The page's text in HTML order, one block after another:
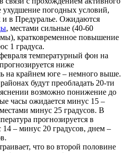
ухудшение погодных условий,
в Предуралье. Ожидаются
, местами сильные (40-60
кратковременное повышение
1 градуса.
температурный фон на
ниже
на крайнем юге – немного выше.
будут преобладать 20-ти
возможно понижение до
часы ожидается минус 15 –
минус 25 градусов. В
прогнозируется в
– минус 20 градусов, днем –
что во второй половине